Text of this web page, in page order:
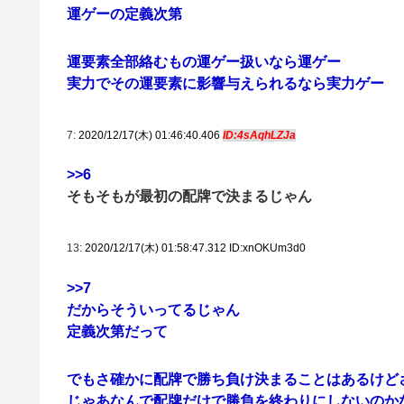
運ゲーの定義次第
運要素全部絡むもの運ゲー扱いなら運ゲー
実力でその運要素に影響与えられるなら実力ゲー
7: 2020/12/17(木) 01:46:40.406 ID:4sAqhLZJa
>>6
そもそもが最初の配牌で決まるじゃん
13: 2020/12/17(木) 01:58:47.312 ID:xnOKUm3d0
>>7
だからそういってるじゃん
定義次第だって
でもさ確かに配牌で勝ち負け決まることはあるけど
じゃあなんで配牌だけで勝負を終わりにしないのか